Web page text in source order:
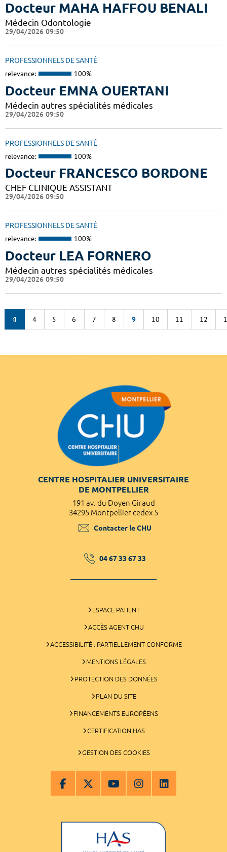
Docteur MAHA HAFFOU BENALI
Médecin Odontologie
29/04/2026 09:50
PROFESSIONNELS DE SANTÉ
relevance: 100%
Docteur EMNA OUERTANI
Médecin autres spécialités médicales
29/04/2026 09:50
PROFESSIONNELS DE SANTÉ
relevance: 100%
Docteur FRANCESCO BORDONE
CHEF CLINIQUE ASSISTANT
29/04/2026 09:50
PROFESSIONNELS DE SANTÉ
relevance: 100%
Docteur LEA FORNERO
Médecin autres spécialités médicales
29/04/2026 09:50
4 5 6 7 8 9 10 11 12
CENTRE HOSPITALIER UNIVERSITAIRE
DE MONTPELLIER
191 av. du Doyen Giraud
34295 Montpellier cedex 5
Contacter le CHU
04 67 33 67 33
ESPACE PATIENT
ACCÈS AGENT CHU
ACCESSIBILITÉ : PARTIELLEMENT CONFORME
MENTIONS LÉGALES
PROTECTION DES DONNÉES
PLAN DU SITE
FINANCEMENTS EUROPÉENS
CERTIFICATION HAS
GESTION DES COOKIES